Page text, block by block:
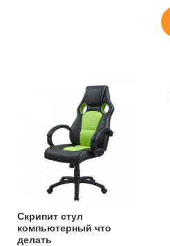
Скрипит стул
компьютерный что
делать